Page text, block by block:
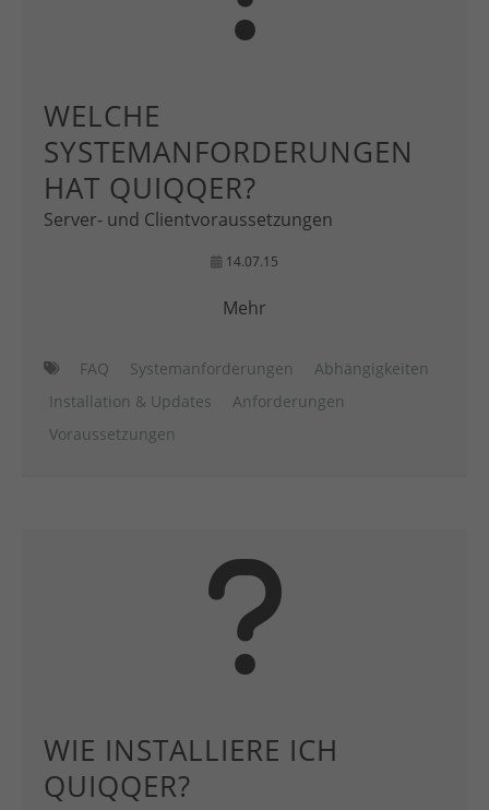
WELCHE
SYSTEMANFORDERUNGEN
HAT QUIQQER?
Server- und Clientvoraussetzungen
14.07.15
Mehr
FAQ Systemanforderungen
Abhängigkeiten
Installation & Updates
Anforderungen
Voraussetzungen
WIE INSTALLIERE ICH
QUIQQER?